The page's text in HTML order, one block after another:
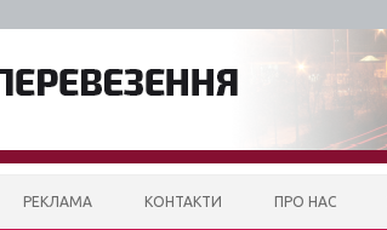
РЕКЛАМА КОНТАКТИ ПРО НАС